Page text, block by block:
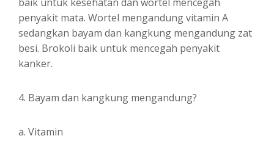
penyakit mata. Wortel mengandung vitamin A
sedangkan bayam dan kangkung mengandung zat
besi. Brokoli baik untuk mencegah penyakit
kanker.
4. Bayam dan kangkung mengandung?
a. Vitamin